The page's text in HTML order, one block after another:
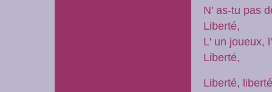
N' as-tu pas
Liberté,
L' un joueux,
Liberté,
Liberté,